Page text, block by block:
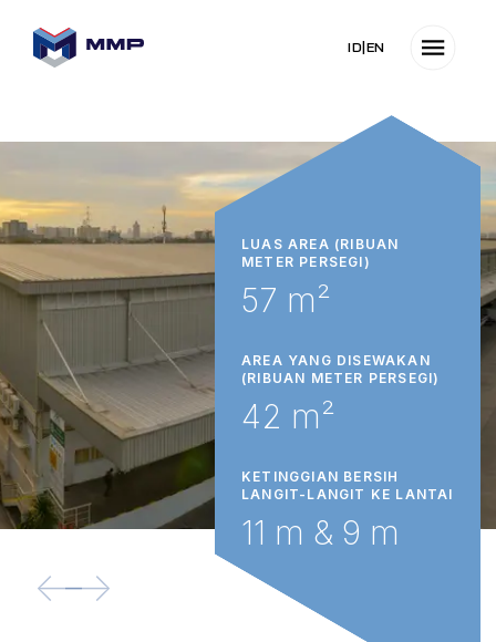
ID EN
<--
-->
LUAS AREA (RIBUAN
METER PERSEGI)
57 m²
AREA YANG DISEWAKAN
(RIBUAN METER PERSEGI)
42 m²
KETINGGIAN BERSIH
LANGIT-LANGIT KE LANTAI
11 m & 9 m